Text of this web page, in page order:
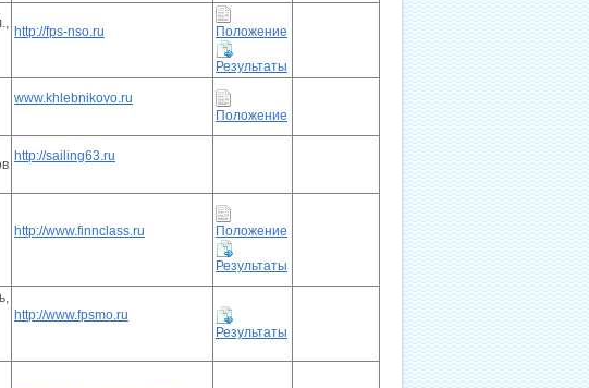
http://fps-nso.ru Положение
Результаты
www.khlebnikovo.ru
Положение
http://sailing63.ru
http://www.finnclass.ru Положение
Результаты
http://www.fpsmo.ru
Результаты